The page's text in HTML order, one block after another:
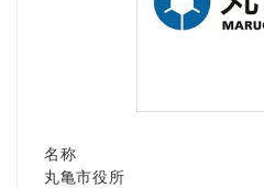
名称
丸亀市役所